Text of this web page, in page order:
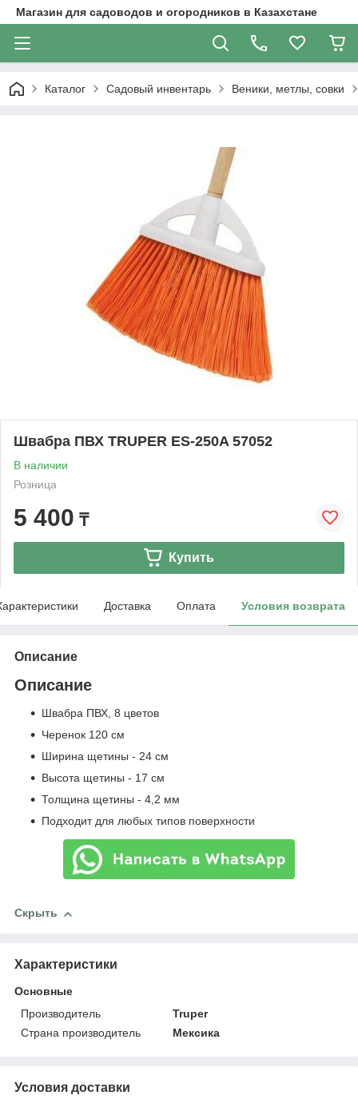
Магазин для садоводов и огородников в Казахстане
Каталог Садовый инвентарь Веники, метлы, совки
Швабра ПВХ TRUPER ES-250A 57052
В наличии
Розница
5 400 ₸
Купить
Доставка Оплата Условия возврата
Описание
Описание
Швабра ПВХ, 8 цветов
Черенок 120 см
Ширина щетины - 24 см
Высота щетины - 17 см
Толщина щетины - 4,2 мм
Подходит для любых типов поверхности
Скрыть
Характеристики
Основные
Производитель
Truper
Страна производитель
Мексика
Условия доставки